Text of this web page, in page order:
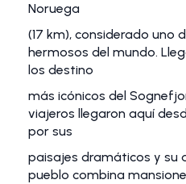
Noruega
(17 km), considerado uno
hermosos del mundo.
los destino
más icónicos del
viajeros llegaron aquí
por sus
paisajes dramáticos y su
pueblo combina